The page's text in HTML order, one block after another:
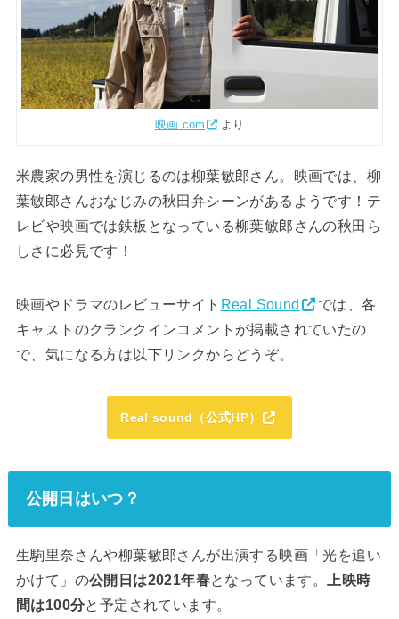
映画.com より
米農家の男性を演じるのは柳葉敏郎さん。映画では、柳
葉敏郎さんおなじみの秋田弁シーンがあるようです！テ
レビや映画では鉄板となっている柳葉敏郎さんの秋田ら
しさに必見です！
映画やドラマのレビューサイト Real Sound
では、各
キャストのクランクインコメントが掲載されていたの
で、気になる方は以下リンクからどうぞ。
Real sound（公式HP）
公開日はいつ？
生駒里奈さんや柳葉敏郎さんが出演する映画「光を追い
かけて」の公開日は2021年春となっています。
上映時
間は100分と予定されています。